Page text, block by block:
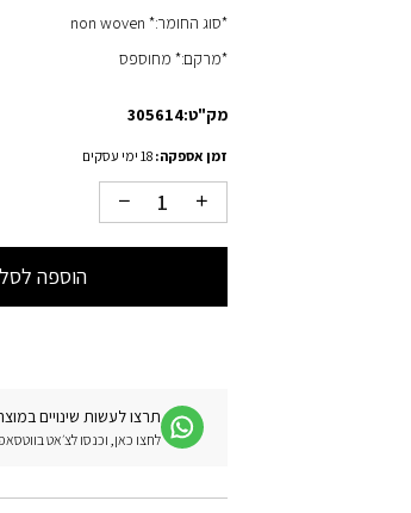
*סוג החומר:* non woven
*מרקם:* מחוספס
מק"ט:305614
זמן אספקה:18 ימי עסקים
הוספה לסל
תרצו לעשות שינויים
לחצו כאן, וכנסו לצ׳אט